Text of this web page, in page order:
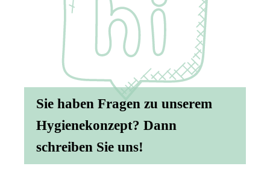
Sie haben Fragen zu unserem
Hygienekonzept? Dann
schreiben Sie uns!